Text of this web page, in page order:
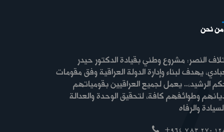
من نحن
النصر: مشروع وطني بقيادة الدكتور حيدر
يهدف لبناء وإدارة الدولة العراقية وفق مقومات
الرشيد،.. يعمل لجميع العراقيين بقومياتهم
وطوائفهم كافة، لتحقيق الوحدة والعدالة